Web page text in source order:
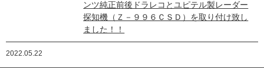
ンツ純正前後ドラレコとユピテル製レーダー
探知機（Ｚ－９９６ＣＳＤ）を取り付け致し
ました！！
2022.05.22